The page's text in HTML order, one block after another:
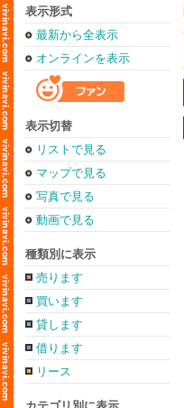
表示形式
最新から全表示
オンラインを表示
表示切替
リストで見る
マップで見る
写真で見る
動画で見る
種類別に表示
売ります
買います
貸します
借ります
リース